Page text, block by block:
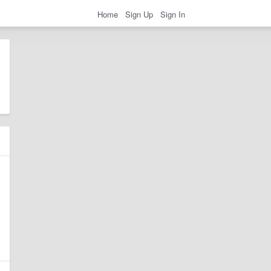
Home Sign Up Sign In